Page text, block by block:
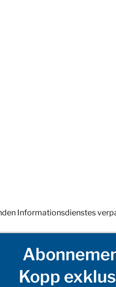
Informationsdienstes
Kopp